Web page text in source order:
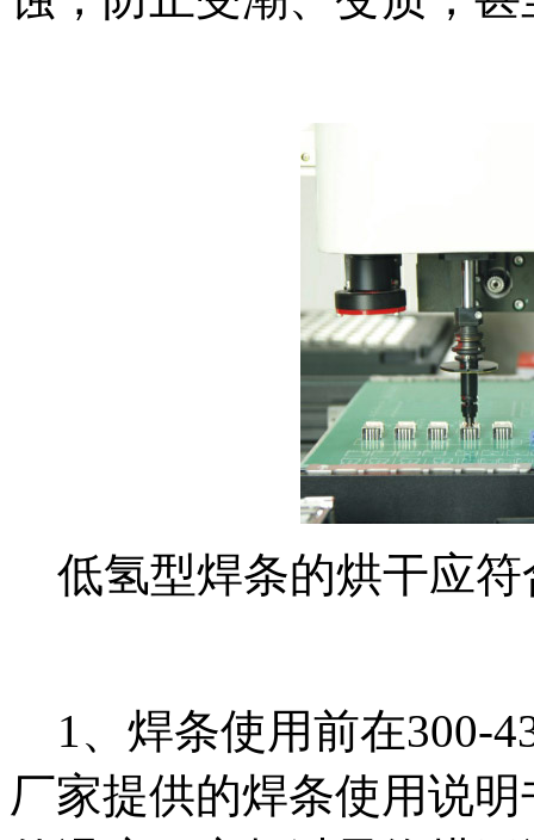
低氢型焊条的烘干应符
1、焊条使用前在300-
厂家提供的焊条使用说